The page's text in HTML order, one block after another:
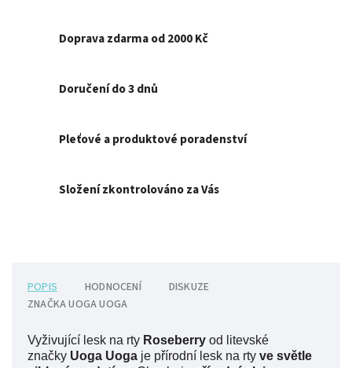
Doprava zdarma od 2000 Kč
Doručení do 3 dnů
Pleťové a produktové poradenství
Složení zkontrolováno za Vás
POPIS HODNOCENÍ
DISKUZE
ZNAČKAUOGA UOGA
Vyživující lesk na rty Roseberry od litevské
značky Uoga Uoga je přírodní lesk na rty ve světle